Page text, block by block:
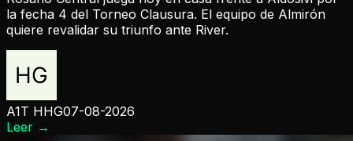
la fecha 4 del Torneo Clausura. El equipo de Almirón
quiere revalidar su triunfo ante River.
A1T HHG07-08-2026
Leer →